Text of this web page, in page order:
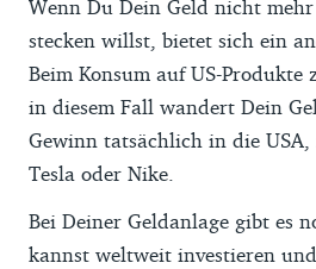
Wenn Du Dein Geld nicht
stecken willst, bietet sich ein
Beim Konsum auf US-Produkte
in diesem Fall wandert Dein
Gewinn tatsächlich in die USA,
Tesla oder Nike.
Bei Deiner Geldanlage gibt es
kannst weltweit investieren